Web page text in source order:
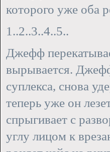
которого уже оба
1..2..3..4..5..
Джефф
вырывается.
суплекса, снова
теперь уже он
спрыгивает с
углу лицом к